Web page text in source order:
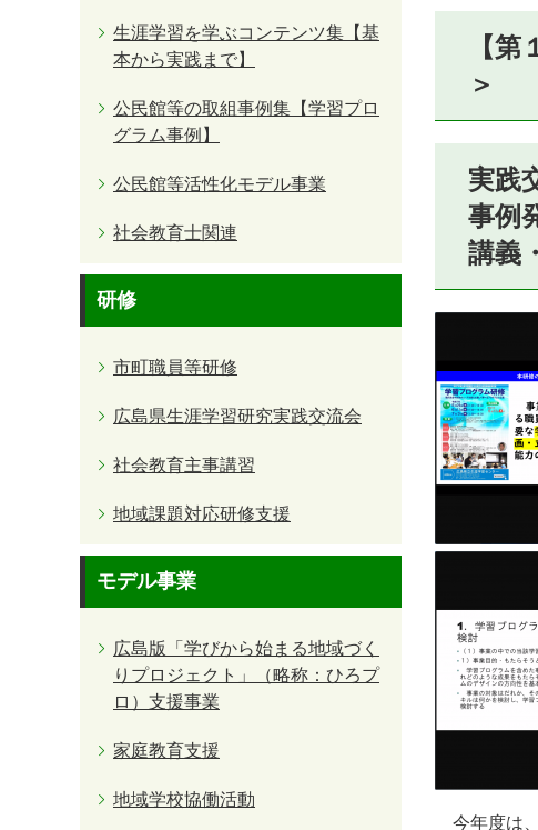
【
＞
実践
事例
講義
今年度は、
生涯学習を学ぶコンテンツ集【基
本から実践まで】
公民館等の取組事例集【学習プロ
グラム事例】
公民館等活性化モデル事業
社会教育士関連
研修
市町職員等研修
広島県生涯学習研究実践交流会
社会教育主事講習
地域課題対応研修支援
モデル事業
広島版「学びから始まる地域づく
りプロジェクト」（略称：ひろプ
ロ）支援事業
家庭教育支援
地域学校協働活動